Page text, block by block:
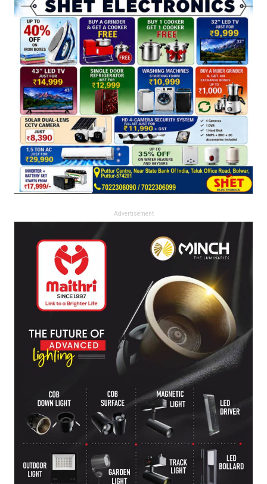
Advertisement